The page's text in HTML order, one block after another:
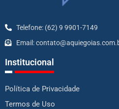
Telefone: (62) 9 9901-7149
Email:
Institucional
Política de Privacidade
Termos de Uso